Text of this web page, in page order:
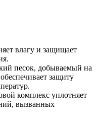
влагу и защищает
песок, добываемый на
защиту
комплекс уплотняет
вызванных